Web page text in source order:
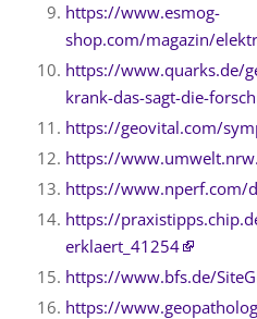
https://www.esmog-
shop.com/magazin/
https://www.quarks.de/
krank-das-sagt-die-
https://geovital.com/
https://
https://www.nperf.com/
https://
erklaert_41254
https://www.bfs.de/
https://